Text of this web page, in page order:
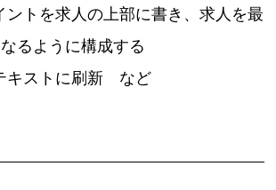
トを求人の上部に書き、求人を最
るように構成する
ストに刷新 など